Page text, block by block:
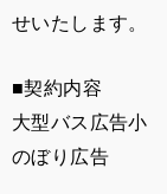
せいたします。
■契約内容
大型バス広告小
のぼり広告